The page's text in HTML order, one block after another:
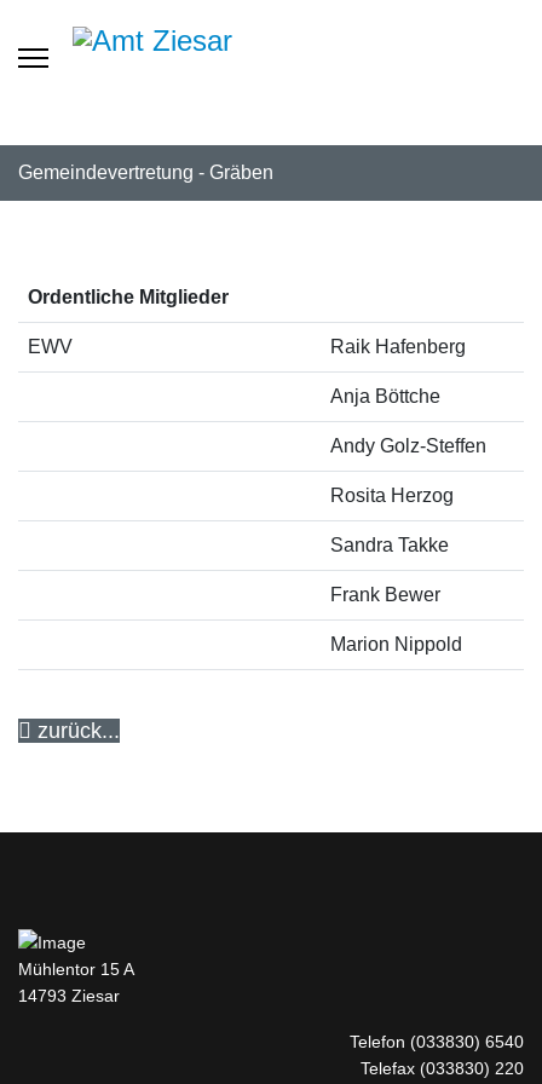
Gemeindevertretung - Gräben
Ordentliche Mitglieder
EWV Raik Hafenberg
Anja Böttche
Andy Golz-Steffen
Rosita Herzog
Sandra Takke
Frank Bewer
Marion Nippold
zurück...
Mühlentor 15 A
14793 Ziesar
Telefon (033830) 6540
Telefax (033830) 220